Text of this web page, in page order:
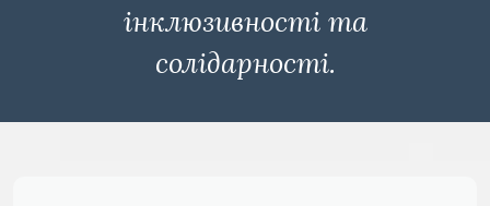
інклюзивності та
солідарності.